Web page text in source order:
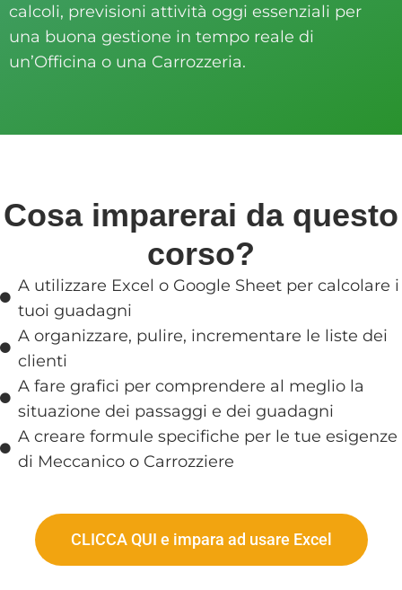
calcoli, previsioni attività oggi essenziali per
una buona gestione in tempo reale di
un’Officina o una Carrozzeria.
Cosa imparerai da questo
corso?
A utilizzare Excel o Google Sheet per calcolare i
tuoi guadagni
A organizzare, pulire, incrementare le liste dei
clienti
A fare grafici per comprendere al meglio la
situazione dei passaggi e dei guadagni
A creare formule specifiche per le tue esigenze
di Meccanico o Carrozziere
CLICCA QUI e impara ad usare Excel